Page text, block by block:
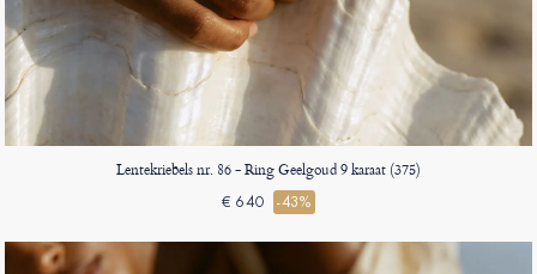
Lentekriebels nr. 86 - Ring Geelgoud 9 karaat (375)
€ 640 -43%